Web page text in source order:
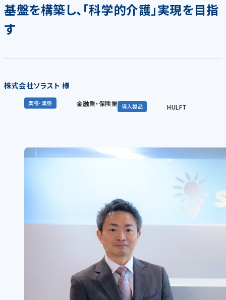
基盤を構築し、「科学的介護」実現を目指
す
株式会社ソラスト 様
業種・業態 金融業・保険業 導入製品 HULFT